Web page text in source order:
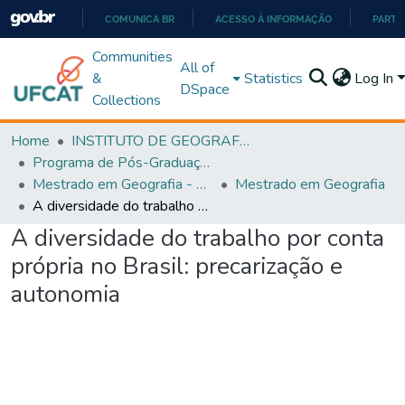
PARA
O
COMUNICA BR ACESSO À INFORMAÇÃO
Communities
&
Collections
All of
DSpace
Statistics Log In
Home
INSTITUTO DE GEOGRAFIA
Programa de Pós-Graduação em Geografia - PPGGEO
Mestrado em Geografia - PPGGEO
Mestrado em Geografia
A diversidade do trabalho por conta própria no Brasil: precarização e autonomia
A diversidade do trabalho por conta
própria no Brasil: precarização e
autonomia